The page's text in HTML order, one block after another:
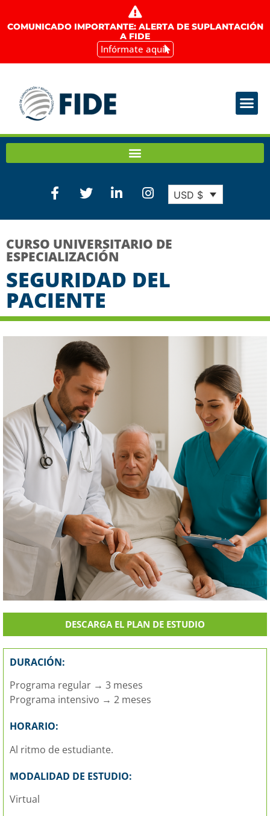
COMUNICADO IMPORTANTE: ALERTA DE SUPLANTACIÓN
A FIDE
Infórmate aquí
USD $
CURSO UNIVERSITARIO DE
ESPECIALIZACIÓN
SEGURIDAD DEL
PACIENTE
DESCARGA EL PLAN DE ESTUDIO
DURACIÓN:
Programa regular → 3 meses
Programa intensivo → 2 meses
HORARIO:
Al ritmo de estudiante.
MODALIDAD DE ESTUDIO:
Virtual